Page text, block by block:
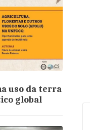
uso da terra
global